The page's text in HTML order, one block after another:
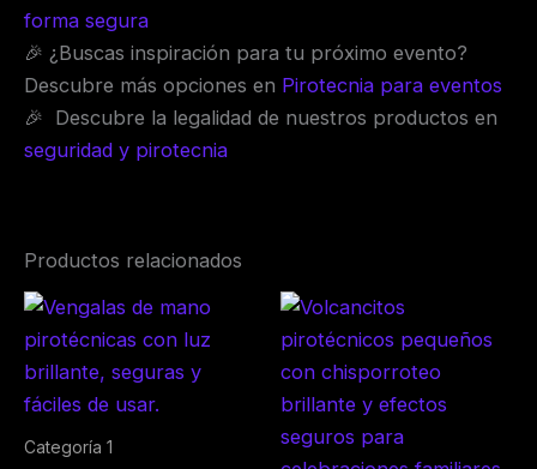
forma segura
🎉 ¿Buscas inspiración para tu próximo evento?
Descubre más opciones en Pirotecnia para eventos
🎉 Descubre la legalidad de nuestros productos en
seguridad y pirotecnia
Productos relacionados
Categoría 1